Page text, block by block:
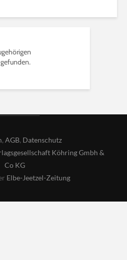
, AGB, Datenschutz
Köhring Gmbh &
Co KG
Elbe-Jeetzel-Zeitung